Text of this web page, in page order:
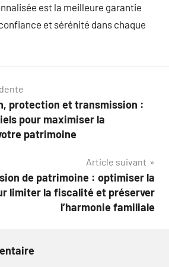
est la meilleure garantie
et sérénité dans chaque
protection et transmission :
pour maximiser la
patrimoine
Article suivant
de patrimoine : optimiser la
limiter la fiscalité et préserver
l’harmonie familiale